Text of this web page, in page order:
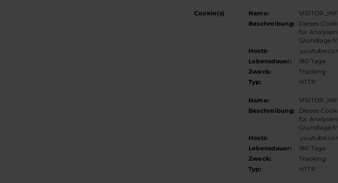
Cookie(s) Name:
Beschreibung:
Dieses
für
Grundlage
Hosts:
Lebensdauer:
180 Tage
Zweck:
Tracking
Typ:
HTTP
Name:
Beschreibung:
Dieses
für
Grundlage
Hosts:
Lebensdauer:
180 Tage
Zweck:
Tracking
Typ:
HTTP